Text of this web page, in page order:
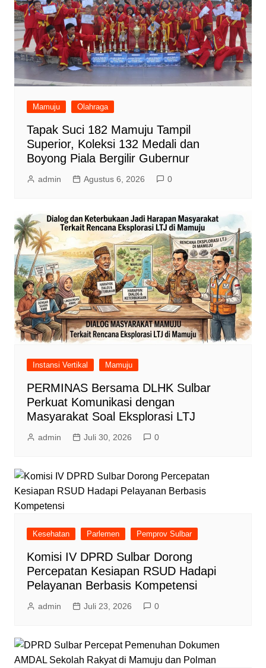
Mamuju Olahraga
Tapak Suci 182 Mamuju Tampil
Superior, Koleksi 132 Medali dan
Boyong Piala Bergilir Gubernur
admin Agustus 6, 2026 0
Instansi Vertikal Mamuju
PERMINAS Bersama DLHK Sulbar
Perkuat Komunikasi dengan
Masyarakat Soal Eksplorasi LTJ
admin Juli 30, 2026 0
Kesehatan Parlemen Pemprov Sulbar
Komisi IV DPRD Sulbar Dorong
Percepatan Kesiapan RSUD Hadapi
Pelayanan Berbasis Kompetensi
admin Juli 23, 2026 0